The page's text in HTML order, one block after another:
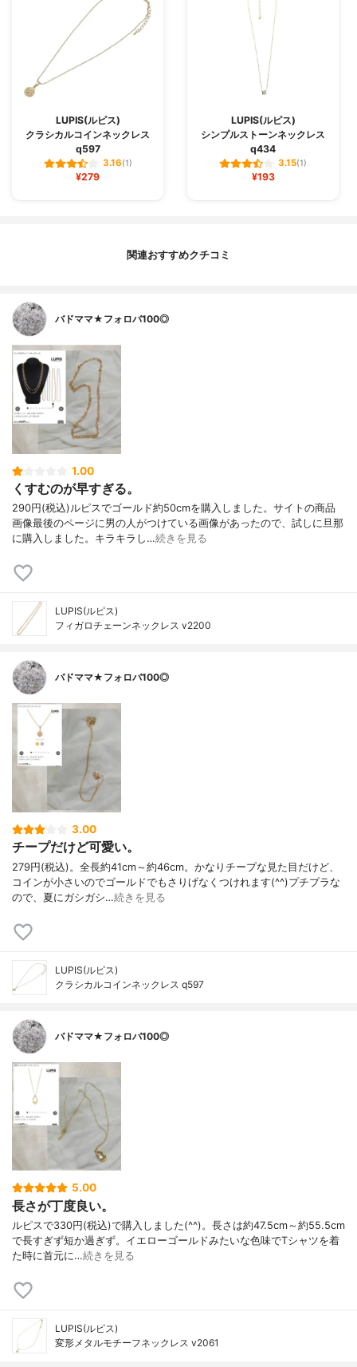
LUPIS(ルピス)
クラシカルコインネックレス
q597
3.16(1)
¥279
LUPIS(ルピス)
シンプルストーンネックレス
q434
3.15(1)
¥193
関連おすすめクチコミ
バドママ★フォロバ100◎
1.00
くすむのが早すぎる。
290円(税込)ルピスでゴールド約50cmを購入しました。サイトの商品
画像最後のページに男の人がつけている画像があったので、試しに旦那
に購入しました。キラキラし…続きを見る
LUPIS(ルピス)
フィガロチェーンネックレス v2200
バドママ★フォロバ100◎
3.00
チープだけど可愛い。
279円(税込)。全長約41cm～約46cm。かなりチープな見た目だけど、
コインが小さいのでゴールドでもさりげなくつけれます(^^)プチプラな
ので、夏にガシガシ…続きを見る
LUPIS(ルピス)
クラシカルコインネックレス q597
バドママ★フォロバ100◎
5.00
長さが丁度良い。
ルピスで330円(税込)で購入しました(^^)。長さは約47.5cm～約55.5cm
で長すぎず短か過ぎず。イエローゴールドみたいな色味でTシャツを着
た時に首元に…続きを見る
LUPIS(ルピス)
変形メタルモチーフネックレス v2061